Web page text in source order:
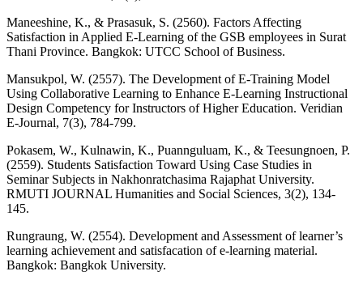
Maneeshine, K., & Prasasuk, S. (2560). Factors Affecting
Satisfaction in Applied E-Learning of the GSB employees in Surat
Thani Province. Bangkok: UTCC School of Business.
Mansukpol, W. (2557). The Development of E-Training Model
Using Collaborative Learning to Enhance E-Learning Instructional
Design Competency for Instructors of Higher Education. Veridian
E-Journal, 7(3), 784-799.
Pokasem, W., Kulnawin, K., Puannguluam, K., & Teesungnoen, P.
(2559). Students Satisfaction Toward Using Case Studies in
Seminar Subjects in Nakhonratchasima Rajaphat University.
RMUTI JOURNAL Humanities and Social Sciences, 3(2), 134-
145.
Rungraung, W. (2554). Development and Assessment of learner’s
learning achievement and satisfacation of e-learning material.
Bangkok: Bangkok University.